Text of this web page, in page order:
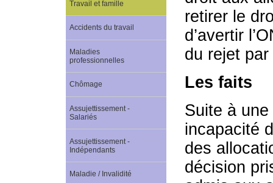
retirer le
d’avertir
du rejet
Les faits
Suite à
incapacité
des
décision
Travail et famille
Accidents du travail
Maladies
professionnelles
Chômage
Assujettissement -
Salariés
Assujettissement -
Indépendants
Maladie / Invalidité